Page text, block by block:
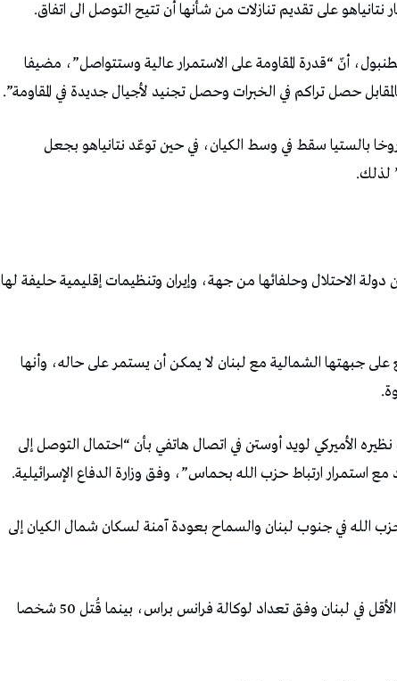
على تقديم تنازلات من شأنها أن تتيح التوصل الى اتفاق.
أنّ “قدرة المقاومة على الاستمرار عالية وستتواصل”، مضيفا
حصل تراكم في الخبرات وحصل تجنيد لأجيال جديدة في المقاومة”.
بالستيا سقط في وسط الكيان، في حين توعّد نتانياهو بجعل
لذلك.
الاحتلال وحلفائها من جهة، وإيران وتنظيمات إقليمية حليفة لها
جبهتها الشمالية مع لبنان لا يمكن أن يستمر على حاله، وأنها
الأميركي لويد أوستن في اتصال هاتفي بأن “احتمال التوصل إلى
استمرار ارتباط حزب الله بحماس”، وفق وزارة الدفاع الإسرائيلية.
حزب الله في جنوب لبنان والسماح بعودة آمنة لسكان شمال الكيان إلى
وقتل خلال هذه الفترة 623 شخص على الأقل في لبنان وفق تعداد لوكالة فرانس براس، بينما قُتل 50 شخصا